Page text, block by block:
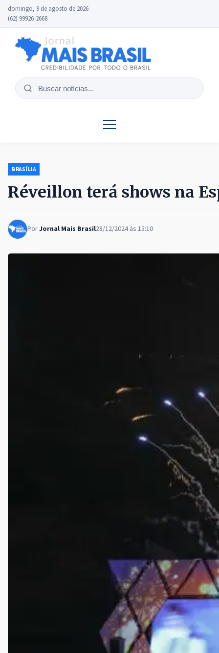
domingo, 9 de agosto de 2026
(62) 99926-2668
Buscar
BRASÍLIA
Réveillon terá shows na
PorJornal Mais Brasil28/12/2024 às 15:10